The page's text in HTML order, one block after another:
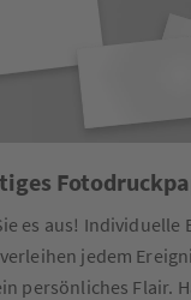
es aus! Individuelle
jedem
persönliches Flair.